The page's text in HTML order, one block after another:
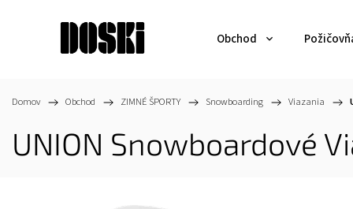
Obchod
Domov / Obchod / ZIMNÉ ŠPORTY / Snowboarding / Viazania /
UNION Snowboardové